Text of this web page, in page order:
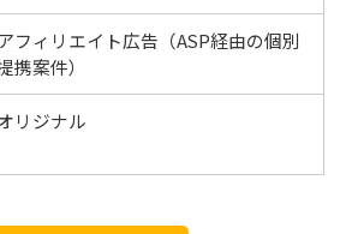
アフィリエイト広告（ASP経由の個別
携案件）
リジナル